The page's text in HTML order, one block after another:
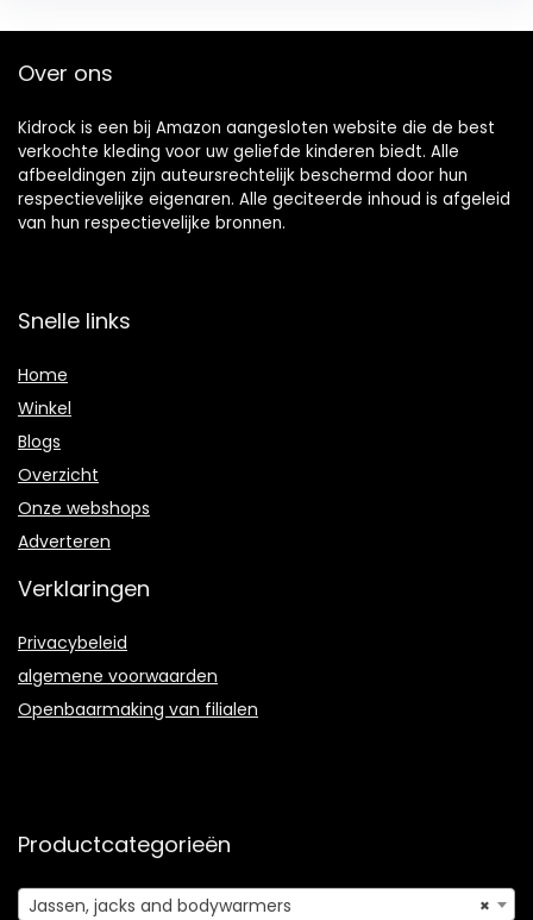
Over ons
Kidrock is een bij Amazon aangesloten website die de best
verkochte kleding voor uw geliefde kinderen biedt. Alle
afbeeldingen zijn auteursrechtelijk beschermd door hun
respectievelijke eigenaren. Alle geciteerde inhoud is afgeleid
van hun respectievelijke bronnen.
Snelle links
Home
Winkel
Blogs
Overzicht
Onze webshops
Adverteren
Verklaringen
Privacybeleid
algemene voorwaarden
Openbaarmaking van filialen
Productcategorieën
×
Jassen, jacks and bodywarmers